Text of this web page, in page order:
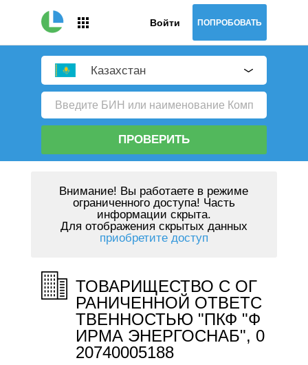
Войти ПОПРОБОВАТЬ
Казахстан
ПРОВЕРИТЬ
Внимание! Вы работаете в режиме
ограниченного доступа! Часть
информации скрыта.
Для отображения скрытых данных
приобретите доступ
ТОВАРИЩЕСТВО С ОГ
РАНИЧЕННОЙ ОТВЕТС
ТВЕННОСТЬЮ "ПКФ "Ф
ИРМА ЭНЕРГОСНАБ", 0
20740005188